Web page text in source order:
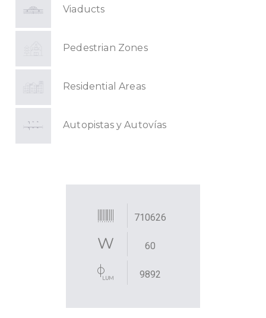
Viaducts
Pedestrian Zones
Residential Areas
Autopistas y Autovías
710626
60
9892